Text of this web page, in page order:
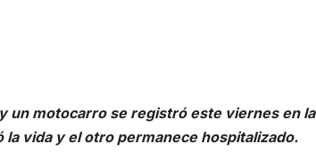
un motocarro se registró este viernes en la
vida y el otro permanece hospitalizado.